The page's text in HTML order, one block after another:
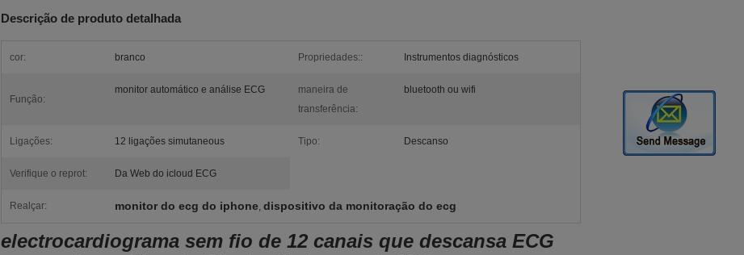
Descrição de produto detalhada
cor: branco Propriedades:: Instrumentos diagnósticos
Função:
monitor automático e análise ECG
maneira de
transferência:
bluetooth ou wifi
Ligações: 12 ligações simutaneous Tipo: Descanso
Verifique o reprot: Da Web do icloud ECG
Realçar: monitor do ecg do iphone, dispositivo da monitoração do ecg
electrocardiograma sem fio de 12 canais que descansa ECG